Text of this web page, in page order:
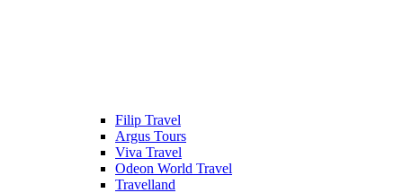
Filip Travel
Argus Tours
Viva Travel
Odeon World Travel
Travelland